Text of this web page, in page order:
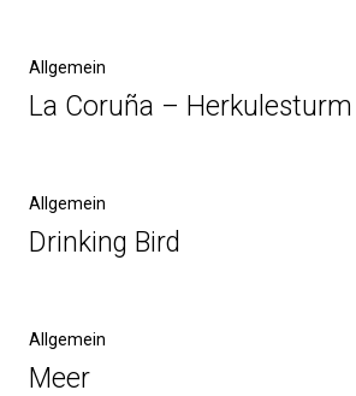
Allgemein
La Coruña – Herkulesturm
Allgemein
Drinking Bird
Allgemein
Meer